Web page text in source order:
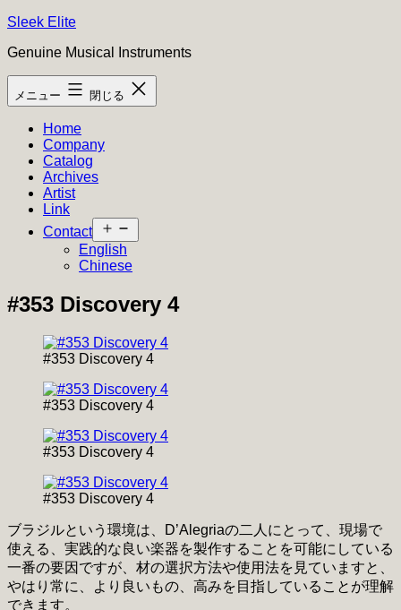
コ
テ
ン
ツ
Sleek Elite
Genuine Musical Instruments
メニュー 閉じる
Home
Company
Catalog
Archives
Artist
Link
Contact
ニ
ー
開
English
Chinese
#353 Discovery 4
#353 Discovery 4
#353 Discovery 4
#353 Discovery 4
#353 Discovery 4
ブラジルという環境は、D’Alegriaの二人にとって、現場で
使える、実践的な良い楽器を製作することを可能にしている
一番の要因ですが、材の選択方法や使用法を見ていますと、
やはり常に、より良いもの、高みを目指していることが理解
できます。